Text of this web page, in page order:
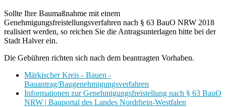
Sollte Ihre Baumaßnahme mit einem
Genehmigungsfreistellungsverfahren nach § 63 BauO NRW 2018
realisiert werden, so reichen Sie die Antragsunterlagen bitte bei der
Stadt Halver ein.
Die Gebühren richten sich nach dem beantragten Vorhaben.
Märkischer Kreis - Bauen -
Bauantrag/Baugenehmigungsverfahren
Informationen zur Genehmigungsfreistellung nach § 63 BauO
NRW | Bauportal des Landes Nordrhein-Westfalen